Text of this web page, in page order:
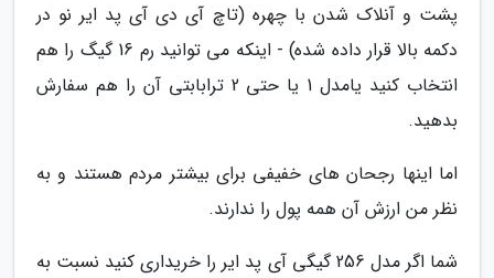
پشت و آنلاک شدن با چهره (تاچ آی دی آی پد ایر نو در
دکمه بالا قرار داده شده) - اینکه می توانید رم 16 گیگ را هم
انتخاب کنید یامدل 1 یا حتی 2 ترابابتی آن را هم سفارش
بدهید.
اما اینها رجحان های خفیفی برای بیشتر مردم هستند و به
نظر من ارزش آن همه پول را ندارند.
شما اگر مدل 256 گیگی آی پد ایر را خریداری کنید نسبت به